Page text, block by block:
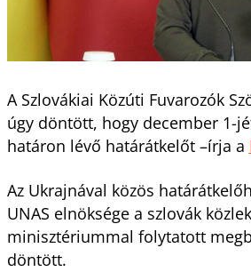
A Szlovákiai Közúti Fuvarozók
úgy döntött, hogy december 1-
határon lévő határátkelőt –írja a
Az Ukrajnával közös
UNAS elnöksége a szlovák
minisztériummal folytatott
döntött.